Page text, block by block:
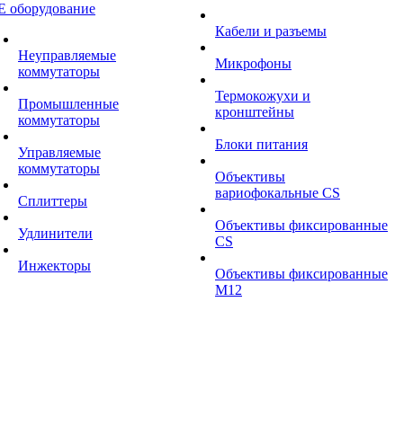
оборудование
Неуправляемые
коммутаторы
Промышленные
коммутаторы
Управляемые
коммутаторы
Сплиттеры
Удлинители
Инжекторы
Кабели и разъемы
Микрофоны
Термокожухи и
кронштейны
Блоки питания
Объективы
вариофокальные CS
Объективы фиксированные
CS
Объективы фиксированные
М12